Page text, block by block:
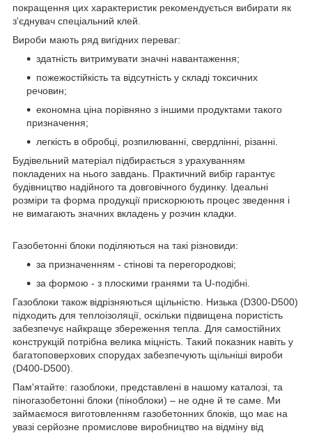
покращення цих характеристик рекомендується вибирати як
з'єднувач спеціальний клей.
Вироби мають ряд вигідних переваг:
здатність витримувати значні навантаження;
пожежостійкість та відсутність у складі токсичних
речовин;
економна ціна порівняно з іншими продуктами такого
призначення;
легкість в обробці, розпилюванні, свердлінні, різанні.
Будівельний матеріал підбирається з урахуванням
покладених на нього завдань. Практичний вибір гарантує
будівництво надійного та довговічного будинку. Ідеальні
розміри та форма продукції прискорюють процес зведення і
не вимагають значних вкладень у розчин кладки.
Газобетонні блоки поділяються на такі різновиди:
за призначенням - стінові та перегородкові;
за формою - з плоскими гранями та U-подібні.
Газоблоки також відрізняються щільністю. Низька (D300-D500)
підходить для теплоізоляції, оскільки підвищена пористість
забезпечує найкраще збереження тепла. Для самостійних
конструкцій потрібна велика міцність. Такий показник навіть у
багатоповерхових спорудах забезпечують щільніші вироби
(D400-D500).
Пам'ятайте: газоблоки, представлені в нашому каталозі, та
піногазобетонні блоки (піноблоки) – не одне й те саме. Ми
займаємося виготовленням газобетонних блоків, що має на
увазі серйозне промислове виробництво на відміну від